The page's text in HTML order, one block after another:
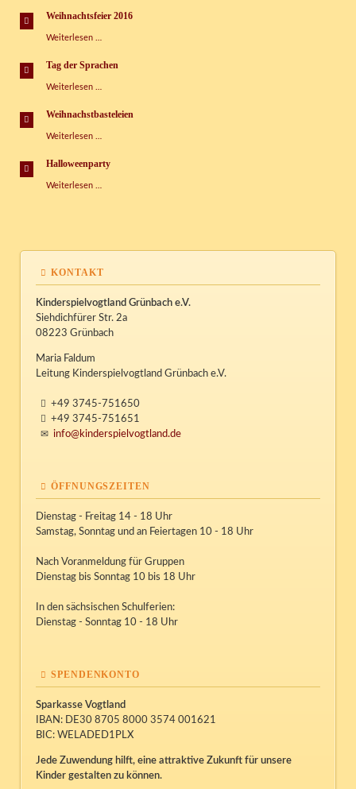
Kispi
Weihnachtsfeier 2016
Weiterlesen …
Tag der Sprachen
Weiterlesen …
Sprachen
Weihnachstbasteleien
Weiterlesen …
Halloweenparty
Weiterlesen …
KONTAKT
Kinderspielvogtland Grünbach e.V.
Siehdichfürer Str. 2a
08223 Grünbach
Maria Faldum
Leitung Kinderspielvogtland Grünbach e.V.
+49 3745-751650
+49 3745-751651
info@kinderspielvogtland.de
ÖFFNUNGSZEITEN
Dienstag - Freitag 14 - 18 Uhr
Samstag, Sonntag und an Feiertagen 10 - 18 Uhr
Nach Voranmeldung für Gruppen
Dienstag bis Sonntag 10 bis 18 Uhr
In den sächsischen Schulferien:
Dienstag - Sonntag 10 - 18 Uhr
SPENDENKONTO
Sparkasse Vogtland
IBAN: DE30 8705 8000 3574 001621
BIC: WELADED1PLX
Jede Zuwendung hilft, eine attraktive Zukunft für unsere
Kinder gestalten zu können.